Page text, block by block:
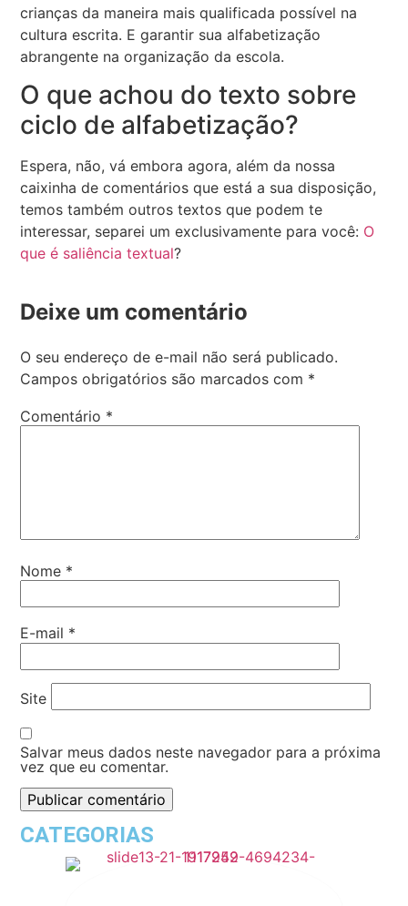
crianças da maneira mais qualificada possível na
cultura escrita. E garantir sua alfabetização
abrangente na organização da escola.
O que achou do texto sobre
ciclo de alfabetização?
Espera, não, vá embora agora, além da nossa
caixinha de comentários que está a sua disposição,
temos também outros textos que podem te
interessar, separei um exclusivamente para você: O
que é saliência textual?
Deixe um comentário
O seu endereço de e-mail não será publicado.
Campos obrigatórios são marcados com *
Comentário *
Nome *
E-mail *
Site
Salvar meus dados neste navegador para a próxima
vez que eu comentar.
CATEGORIAS